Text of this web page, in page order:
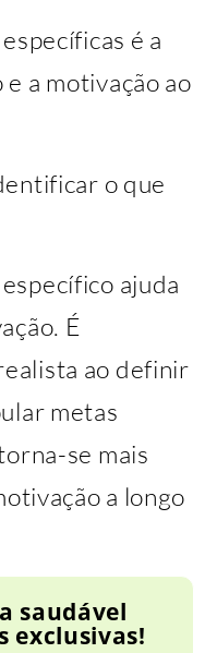
é a
a motivação ao
o que
ajuda
É
ao definir
metas
se mais
a longo
saudável
exclusivas!